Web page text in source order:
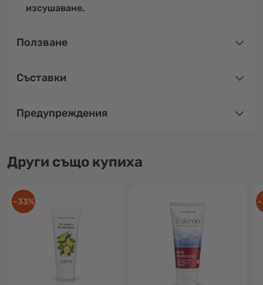
изсушаване.
Ползване
Съставки
Предупреждения
Други също купиха
-33% -